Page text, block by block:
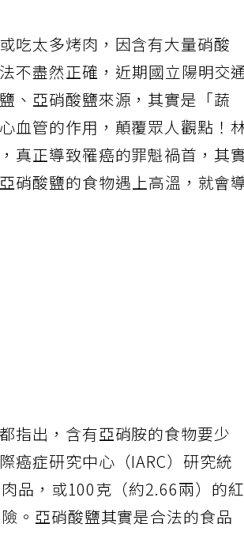
太多烤肉，因含有大量硝酸
不盡然正確，近期國立陽明交
、亞硝酸鹽來源，其實是「蔬
血管的作用，顛覆眾人觀點！
真正導致罹癌的罪魁禍首，其
硝酸鹽的食物遇上高溫，就會
指出，含有亞硝胺的食物要少
癌症研究中心（IARC）研究統
品，或100克（約2.66兩）的紅
。亞硝酸鹽其實是合法的食品